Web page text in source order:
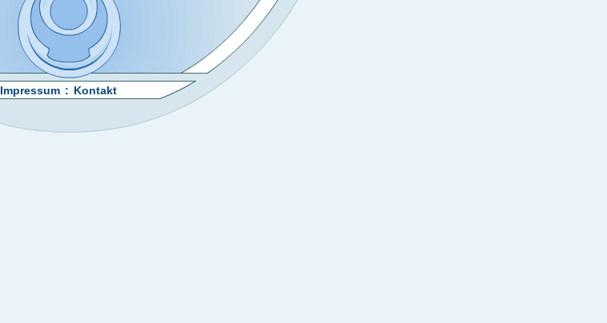
Impressum : Kontakt